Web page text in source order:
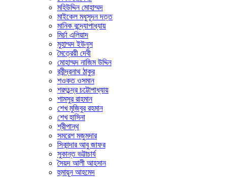
মহিউদ্দিন মোহাম্মদ
মাইকেল মধুসূদন দত্ত
মানিক বন্দ্যোপাধ্যায়
মির্চা এলিয়াদ
মুহাম্মদ ইউনুস
মৈত্রেয়ী দেবী
মোহাম্মদ নাজিম উদ্দিন
রবীন্দ্রনাথ ঠাকুর
শওকত ওসমান
শরৎচন্দ্র চট্টোপাধ্যায়
শামসুর রাহমান
শেখ মুজিবুর রহমান
শেখ হাসিনা
শ্রীপান্থ
সমরেশ মজুমদার
সিকান্দার আবু জাফর
সুকান্ত ভট্টাচার্য
সৈয়দ আলী আহসান
হুমায়ূন আহমেদ